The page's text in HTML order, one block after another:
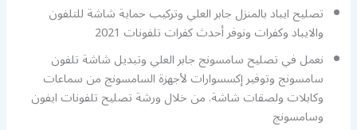
تصليح ايباد بالمنزل جابر العلي وتركيب حماية شاشة للتلفون
والايباد وكفرات ونوفر أحدث كفرات تلفونات 2021
نعمل في تصليح سامسونج جابر العلي وتبديل شاشة تلفون
سامسونج وتوفير إكسسوارات لأجهزة السامسونج من سماعات
وكابلات ولصقات شاشة. من خلال ورشة تصليح تلفونات ايفون
وسامسونج